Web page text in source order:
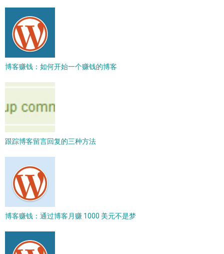
博客赚钱：如何开始一个赚钱的博客
跟踪博客留言回复的三种方法
博客赚钱：通过博客月赚 1000 美元不是梦